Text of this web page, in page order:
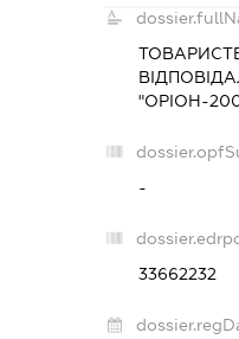
"ОРІОН-
-
33662232